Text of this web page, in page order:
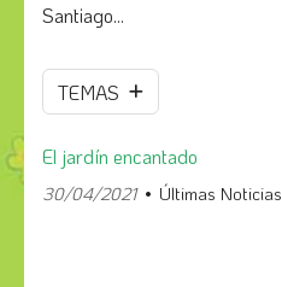
Santiago...
TEMAS
El jardín encantado
30/04/2021 Últimas Noticias